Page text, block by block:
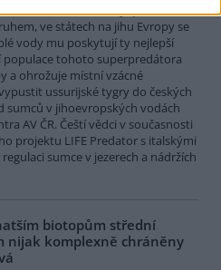
v našich vodách je původním
ve státech na jihu Evropy se
vody mu poskytují ty nejlepší
tohoto superpredátora
a ohrožuje místní vzácné
ussurijské tygry do českých
sumců v jihoevropských vodách
AV ČR. Čeští vědci v současnosti
projektu LIFE Predator s italskými
sumce v jezerech a nádržích
biotopům střední
nijak komplexně chráněny